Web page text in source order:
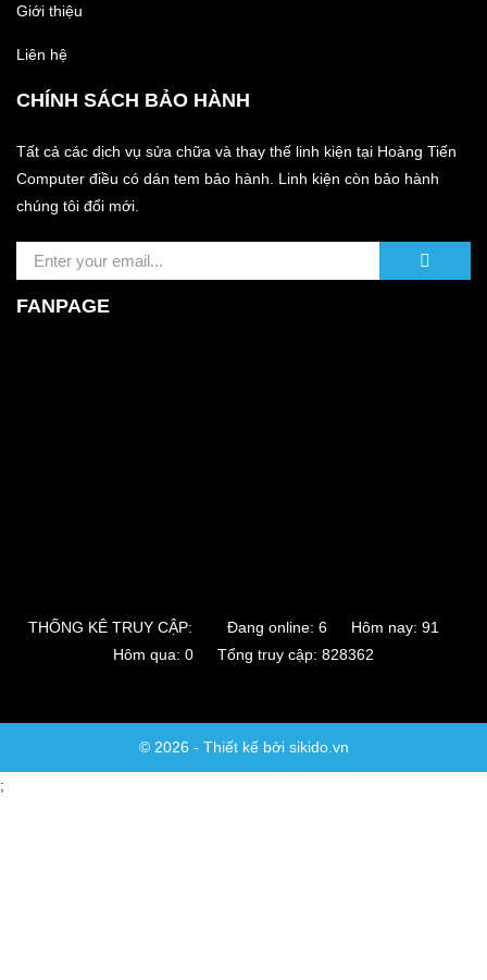
Giới thiệu
Liên hệ
CHÍNH SÁCH BẢO HÀNH
Tất cả các dịch vụ sửa chữa và thay thế linh kiện tại Hoàng Tiến
Computer điều có dán tem bảo hành. Linh kiện còn bảo hành
chúng tôi đổi mới.
FANPAGE
THỐNG KÊ TRUY CẬP:
Đang online: 6 Hôm nay: 91
Hôm qua: 0 Tổng truy cập: 828362
© 2026 - Thiết kế bởi sikido.vn
;